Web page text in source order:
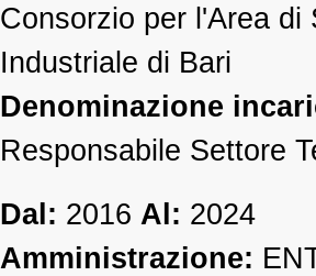
Consorzio per l'Area di
Industriale di Bari
Denominazione
Responsabile Settore
Dal: 2016 Al: 2024
Amministrazione: